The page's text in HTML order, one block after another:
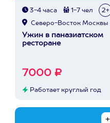
3-4 часа 1-7 чел 2+
Северо-Восток Москвы
Ужин в паназиатском
ресторане
7000 ₽
Работает круглый год